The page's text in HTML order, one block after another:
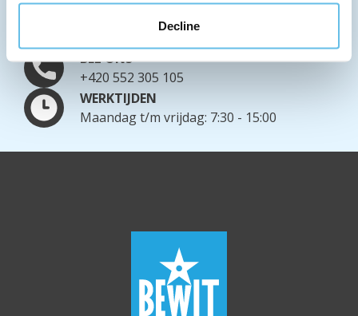
Decline
BEL ONS
+420 552 305 105
WERKTIJDEN
Maandag t/m vrijdag: 7:30 - 15:00